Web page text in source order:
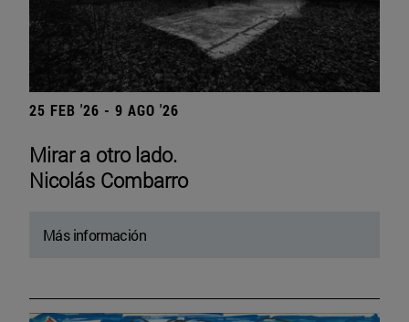
25 FEB '26 - 9 AGO '26
Mirar a otro lado.
Nicolás Combarro
Más información